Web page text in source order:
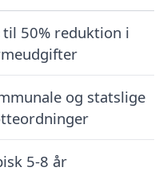
til 50% reduktion i
og statslige
5-8 år